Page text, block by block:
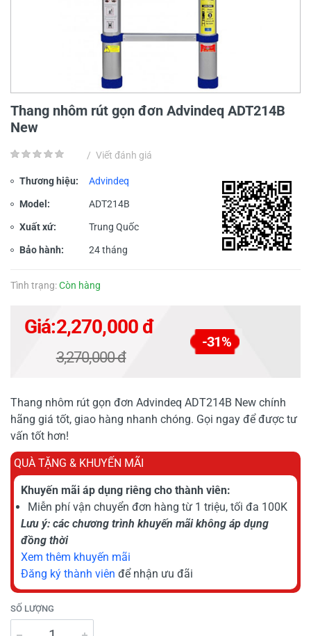
Thang nhôm rút gọn đơn Advindeq ADT214B
New
/ Viết đánh giá
Thương hiệu: Advindeq
Model: ADT214B
Xuất xứ: Trung Quốc
Bảo hành: 24 tháng
Tình trạng:Còn hàng
Giá:2,270,000 đ
3,270,000 đ
-31%
Thang nhôm rút gọn đơn Advindeq ADT214B New chính
hãng giá tốt, giao hàng nhanh chóng. Gọi ngay để được tư
vấn tốt hơn!
QUÀ TẶNG & KHUYẾN MÃI
Khuyến mãi áp dụng riêng cho thành viên:
Miễn phí vận chuyển đơn hàng từ 1 triệu, tối đa 100K
Lưu ý: các chương trình khuyến mãi không áp dụng
đồng thời
Xem thêm khuyến mãi
Đăng ký thành viên để nhận ưu đãi
SỐ LƯỢNG